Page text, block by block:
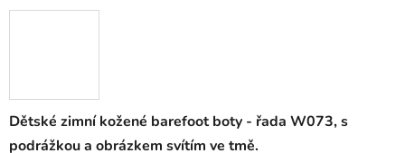
Dětské zimní kožené barefoot boty - řada W073, s
podrážkou a obrázkem svítím ve tmě.